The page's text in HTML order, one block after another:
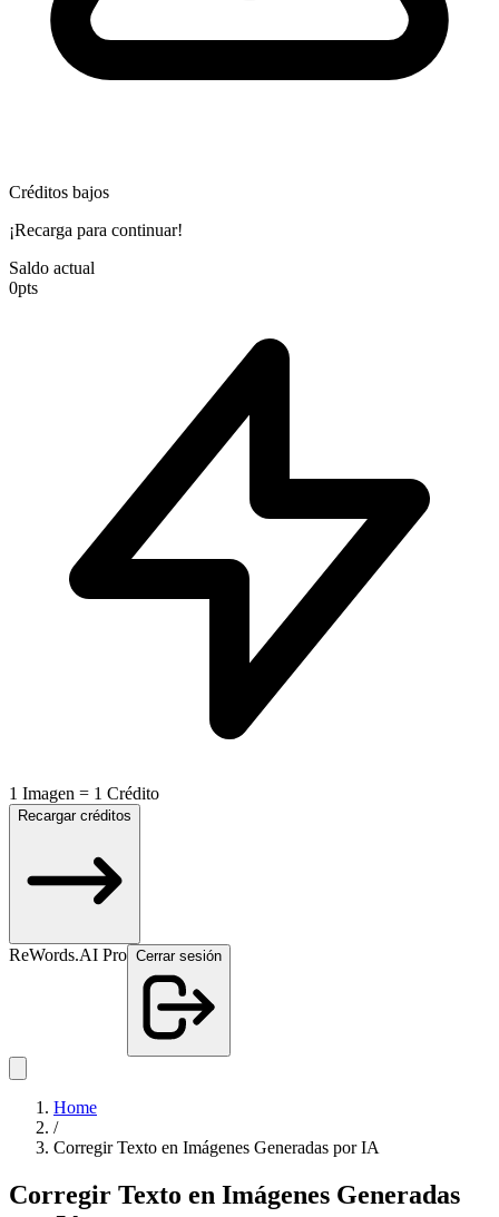
Créditos bajos
¡Recarga para continuar!
Saldo actual
0pts
1 Imagen = 1 Crédito
Recargar créditos
ReWords.AI Pro Cerrar sesión
Home
/
Corregir Texto en Imágenes Generadas por IA
Corregir Texto en Imágenes Generadas